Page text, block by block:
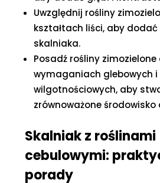
Uwzględnij rośliny
kształtach liści, aby
skalniaka.
Posadź rośliny zimozielone
wymaganiach glebowych i
wilgotnościowych, aby
zrównoważone środowisko
Skalniak z roślinami
cebulowymi:
porady